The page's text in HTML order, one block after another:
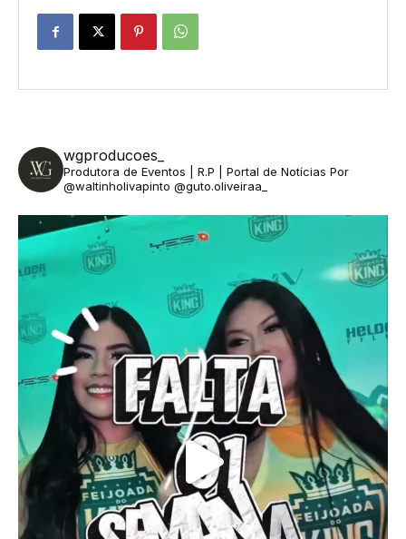
wgproducoes_
Produtora de Eventos | R.P | Portal de Notícias Por
@waltinholivapinto @guto.oliveiraa_